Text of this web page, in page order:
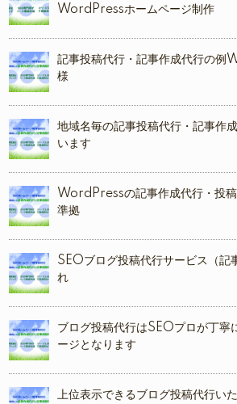
WordPressホームページ制作
記事投稿代行・記事作成代行の
様
地域名毎の記事投稿代行・記事作
います
WordPressの記事作成代行・投
準拠
SEOブログ投稿代行サービス（記
れ
ブログ投稿代行はSEOプロが丁寧
ージとなります
上位表示できるブログ投稿代行い